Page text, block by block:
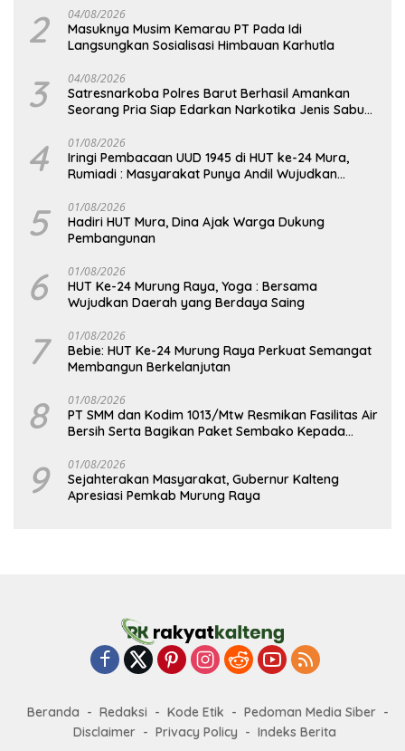
2 04/08/2026
Masuknya Musim Kemarau PT Pada Idi
Langsungkan Sosialisasi Himbauan Karhutla
3 04/08/2026
Satresnarkoba Polres Barut Berhasil Amankan
Seorang Pria Siap Edarkan Narkotika Jenis Sabu
4 01/08/2026
Iringi Pembacaan UUD 1945 di HUT ke-24 Mura,
Rumiadi : Masyarakat Punya Andil Wujudkan
5 01/08/2026
Hadiri HUT Mura, Dina Ajak Warga Dukung
Pembangunan
6 01/08/2026
HUT Ke-24 Murung Raya, Yoga : Bersama
Wujudkan Daerah yang Berdaya Saing
7 01/08/2026
Bebie: HUT Ke-24 Murung Raya Perkuat Semangat
Membangun Berkelanjutan
8 01/08/2026
PT SMM dan Kodim 1013/Mtw Resmikan Fasilitas Air
Bersih Serta Bagikan Paket Sembako Kepada
9 01/08/2026
Sejahterakan Masyarakat, Gubernur Kalteng
Apresiasi Pemkab Murung Raya
Beranda Redaksi Kode Etik
Pedoman Media Siber
Disclaimer
Privacy Policy
Indeks Berita